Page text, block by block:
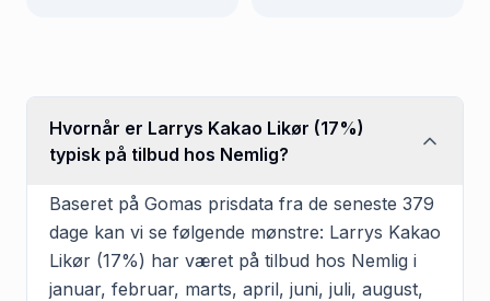
Hvornår er Larrys Kakao Likør (17%)
typisk på tilbud hos Nemlig?
Baseret på Gomas prisdata fra de seneste 379
dage kan vi se følgende mønstre: Larrys Kakao
Likør (17%) har været på tilbud hos Nemlig i
januar, februar, marts, april, juni, juli, august,